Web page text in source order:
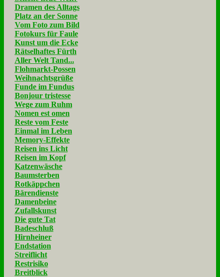
Dramen des Alltags
Platz an der Sonne
Vom Foto zum Bild
Fotokurs für Faule
Kunst um die Ecke
Rätselhaftes Fürth
Aller Welt Tand...
Flohmarkt-Possen
Weihnachtsgrüße
Funde im Fundus
Bonjour tristesse
Wege zum Ruhm
Nomen est omen
Reste vom Feste
Einmal im Leben
Memory-Effekte
Reisen ins Licht
Reisen im Kopf
Katzenwäsche
Baumsterben
Rotkäppchen
Bärendienste
Damenbeine
Zufallskunst
Die gute Tat
Badeschluß
Hirnheiner
Endstation
Streiflicht
Restrisiko
Breitblick